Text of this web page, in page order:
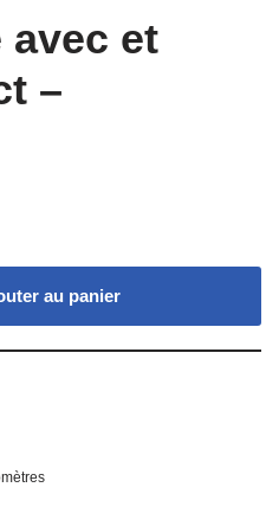
avec et
–
au panier